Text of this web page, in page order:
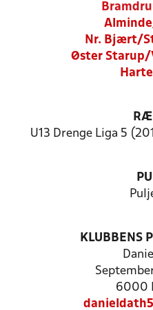
Nr. Bjært/
Øster Starup/
U13 Drenge Liga 5
KLUBBENS
6000